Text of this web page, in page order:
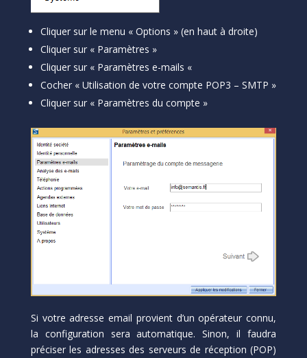
Cliquer sur le menu « Options » (en haut à droite)
Cliquer sur « Paramètres »
Cliquer sur « Paramètres e-mails «
Cocher « Utilisation de votre compte POP3 – SMTP »
Cliquer sur « Paramètres du compte »
Si votre adresse email provient d’un opérateur connu,
la configuration sera automatique. Sinon, il faudra
préciser les adresses des serveurs de réception (POP)